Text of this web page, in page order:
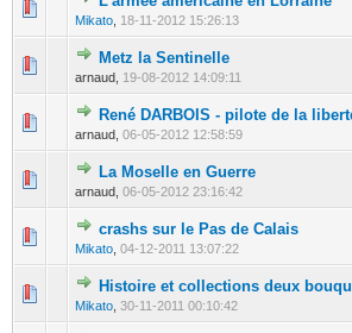
Mikato 18-11-2012 15:26:13
0 Votes - 0 sur 5 en moyenne
12345
Metz la Sentinelle
arnaud, 19-08-2012 14:09:11
0 Votes - 0 sur 5 en moyenne
René DARBOIS - pilote de la
arnaud, 06-05-2012 12:58:59
0 Votes - 0 sur 5 en moyenne
12345
La Moselle en Guerre
arnaud, 06-05-2012 23:16:42
0 Votes - 0 sur 5 en moyenne
12
crashs sur le Pas de Calais
Mikato 04-12-2011 13:07:22
0 Votes - 0 sur 5 en moyenne
12345
Histoire et collections deux
Mikato 30-11-2011 00:10:42
0 Votes - 0 sur 5 en moyenne
12 345